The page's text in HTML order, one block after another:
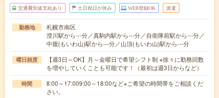
交通費別途支給あり 土日祝日が休み WEB登録OK 派遣
勤務地
札幌市南区
澄川駅から---分／真駒内駅から---分／自衛隊前駅から---分／
中腹(もいわ山)駅から---分／山頂(もいわ山)駅から---分
曜日頻度
【週3日～OK】月～金曜日で希望シフト制 ※徐々に勤務回数
を増やしていくことも可能です！（最初は週3日からなど）
時間
8:00～17:009:00～18:00など※ご希望の時間帯をご相談くだ
さい。